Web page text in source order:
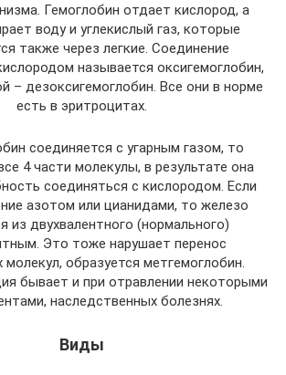
Гемоглобин отдает кислород, а
воду и углекислый газ, которые
также через легкие. Соединение
называется оксигемоглобин,
– дезоксигемоглобин. Все они в норме
есть в эритроцитах.
соединяется с угарным газом, то
4 части молекулы, в результате она
соединяться с кислородом. Если
азотом или цианидами, то железо
из двухвалентного (нормального)
Это тоже нарушает перенос
образуется метгемоглобин.
бывает и при отравлении некоторыми
наследственных болезнях.
Виды